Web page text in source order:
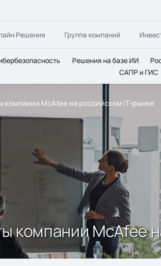
Решения Группа компаний
Решения на базе ИИ
САПР и ГИС
компании McAfee на российском IT-рынке
компании McAfee